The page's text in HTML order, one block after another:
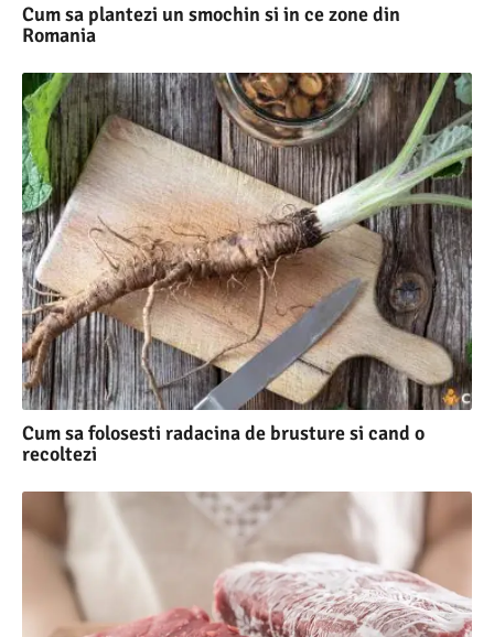
Cum sa plantezi un smochin si in ce zone din
Romania
Cum sa folosesti radacina de brusture si cand o
recoltezi